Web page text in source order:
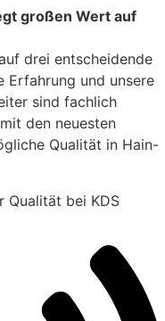
großen Wert auf
drei entscheidende
Erfahrung und unsere
sind fachlich
den neuesten
Qualität in Hain-
Qualität bei KDS